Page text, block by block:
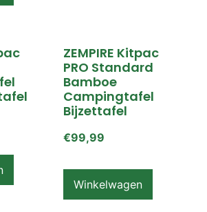
ZEMPIRE Kitpac
PRO Standard
Bamboe
Campingtafel
Bijzettafel
€99,99
Winkelwagen